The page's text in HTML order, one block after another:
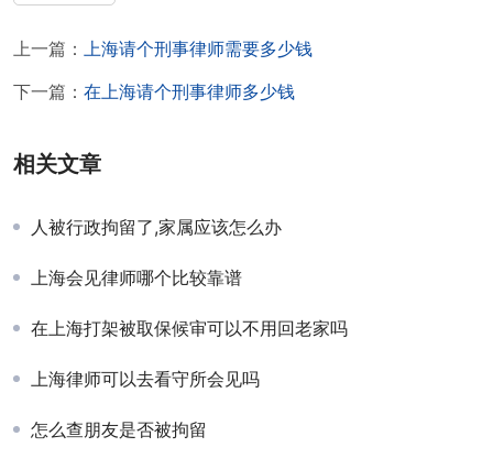
上一篇：
上海请个刑事律师需要多少钱
下一篇： 在上海请个刑事律师多少钱
相关文章
人被行政拘留了,家属应该怎么办
上海会见律师哪个比较靠谱
在上海打架被取保候审可以不用回老家吗
上海律师可以去看守所会见吗
怎么查朋友是否被拘留